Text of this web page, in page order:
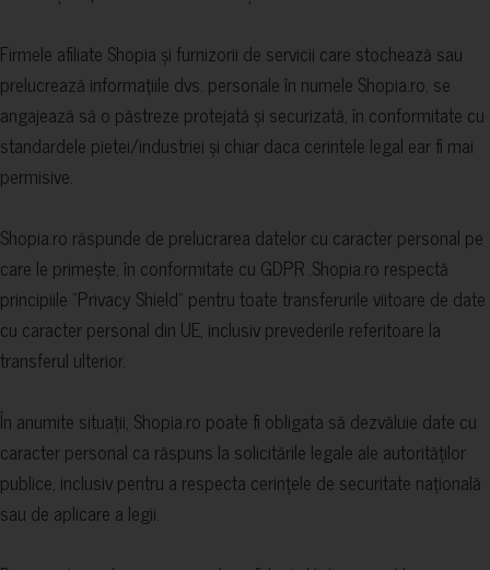
Firmele afiliate Shopia și furnizorii de servicii care stochează sau
prelucrează informațiile dvs. personale în numele Shopia.ro, se
angajează să o păstreze protejată și securizată, în conformitate cu
standardele pietei/industriei și chiar daca cerintele legal ear fi mai
permisive.
Shopia.ro răspunde de prelucrarea datelor cu caracter personal pe
care le primește, în conformitate cu GDPR .Shopia.ro respectă
principiile "Privacy Shield" pentru toate transferurile viitoare de date
cu caracter personal din UE, inclusiv prevederile referitoare la
transferul ulterior.
În anumite situații, Shopia.ro poate fi obligata să dezvăluie date cu
caracter personal ca răspuns la solicitările legale ale autorităților
publice, inclusiv pentru a respecta cerințele de securitate națională
sau de aplicare a legii.